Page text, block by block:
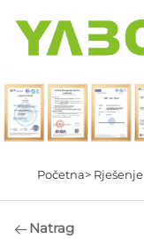
Početna> Rješenje
Natrag